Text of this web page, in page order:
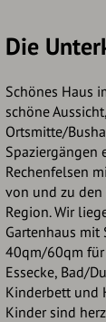
Die
Schönes Haus
schöne
Ortsmitte/
Spaziergängen
Rechenfelsen
von und zu den
Region. Wir
Gartenhaus mit
40qm/60qm für
Essecke, Bad/
Kinderbett und
Kinder sind